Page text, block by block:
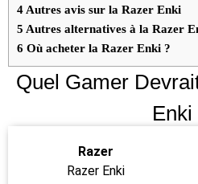
4 Autres avis sur la Razer Enki
5 Autres alternatives à la Razer
6 Où acheter la Razer Enki ?
Quel Gamer
Enki
Razer
Razer Enki